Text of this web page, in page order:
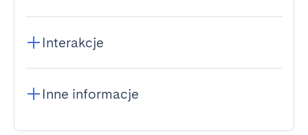
Interakcje
Inne informacje